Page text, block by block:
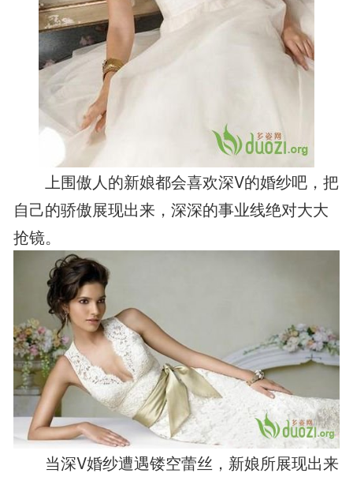
上围傲人的新娘都会喜欢深V的婚纱吧，把
自己的骄傲展现出来，深深的事业线绝对大大
抢镜。
当深V婚纱遭遇镂空蕾丝，新娘所展现出来